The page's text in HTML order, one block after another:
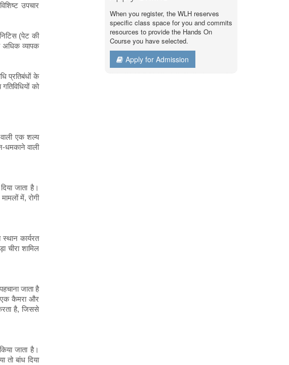
उपचार
(पेट की
व्यापक
प्रतिबंधों के
को
एक शल्य
धमकाने वाली
जाता है।
में, रोगी
कार्यरत
चीरा शामिल
जाता है
एक कैमरा और
है, जिससे
जाता है।
बांध दिया
When you register, the WLH reserves
specific class space for you and commits
resources to provide the Hands On
Course you have selected.
Apply for Admission